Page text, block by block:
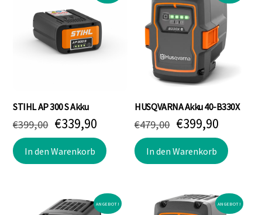
STIHL AP 300 S Akku
€399,00 Ursprünglicher
Preis
war:
€399,00
€339,90Aktueller
Preis
ist:
€339,90.
In den Warenkorb
HUSQVARNA Akku 40-B330X
€479,00 Ursprünglicher
Preis
war:
€479,00
€399,90
Preis
ist:
In den Warenkorb
ANGEBOT! ANGEBOT!